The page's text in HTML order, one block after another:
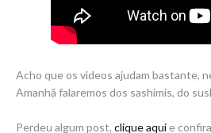
Acho que os videos ajudam bastante,
Amanhã falaremos dos sashimis, do
Perdeu algum post, clique aqui e